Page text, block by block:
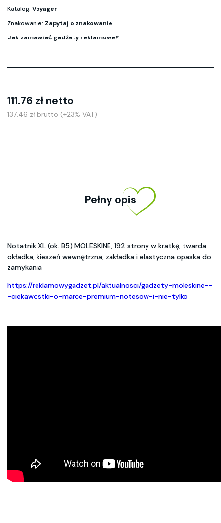
Katalog: Voyager
Znakowanie: Zapytaj o znakowanie
Jak zamawiać gadżety reklamowe?
111.76 zł netto
137.46 zł brutto (+23% VAT)
Pełny opis
Notatnik XL (ok. B5) MOLESKINE, 192 strony w kratkę, twarda
okładka, kieszeń wewnętrzna, zakładka i elastyczna opaska do
zamykania
https://reklamowygadzet.pl/aktualnosci/gadzety-moleskine--
-ciekawostki-o-marce-premium-notesow-i-nie-tylko